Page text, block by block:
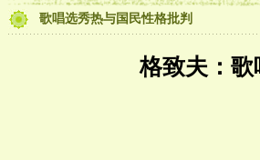
歌唱选秀热与国民性格批判
格致夫：